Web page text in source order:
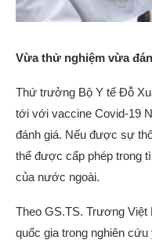
Vừa thử nghiệm vừa
Thứ trưởng Bộ Y tế Đỗ
tới với vaccine Covid-19
đánh giá. Nếu được sự
thể được cấp phép trong
của nước ngoài.
Theo GS.TS. Trương
quốc gia trong nghiên